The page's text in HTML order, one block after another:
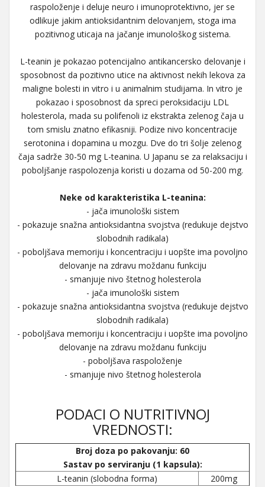
raspoloženje i deluje neuro i imunoprotektivno, jer se
odlikuje jakim antioksidantnim delovanjem, stoga ima
pozitivnog uticaja na jačanje imunološkog sistema.
L-teanin je pokazao potencijalno antikancersko delovanje i
sposobnost da pozitivno utice na aktivnost nekih lekova za
maligne bolesti in vitro i u animalnim studijama. In vitro je
pokazao i sposobnost da spreci peroksidaciju LDL
holesterola, mada su polifenoli iz ekstrakta zelenog čaja u
tom smislu znatno efikasniji. Podize nivo koncentracije
serotonina i dopamina u mozgu. Dve do tri šolje zelenog
čaja sadrže 30-50 mg L-teanina. U Japanu se za relaksaciju i
poboljšanje raspolozenja koristi u dozama od 50-200 mg.
Neke od karakteristika L-teanina:
- jača imunološki sistem
- pokazuje snažna antioksidantna svojstva (redukuje dejstvo
slobodnih radikala)
- poboljšava memoriju i koncentraciju i uopšte ima povoljno
delovanje na zdravu moždanu funkciju
- smanjuje nivo štetnog holesterola
- jača imunološki sistem
- pokazuje snažna antioksidantna svojstva (redukuje dejstvo
slobodnih radikala)
- poboljšava memoriju i koncentraciju i uopšte ima povoljno
delovanje na zdravu moždanu funkciju
- poboljšava raspoloženje
- smanjuje nivo štetnog holesterola
PODACI O NUTRITIVNOJ
VREDNOSTI:
Broj doza po pakovanju: 60
Sastav po serviranju (1 kapsula):
L-teanin (slobodna forma)
200mg